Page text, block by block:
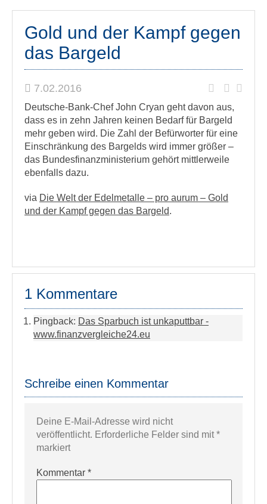
Gold und der Kampf gegen
das Bargeld
7.02.2016
Deutsche-Bank-Chef John Cryan geht davon aus,
dass es in zehn Jahren keinen Bedarf für Bargeld
mehr geben wird. Die Zahl der Befürworter für eine
Einschränkung des Bargelds wird immer größer –
das Bundesfinanzministerium gehört mittlerweile
ebenfalls dazu.
via Die Welt der Edelmetalle – pro aurum – Gold
und der Kampf gegen das Bargeld.
1 Kommentare
Pingback: Das Sparbuch ist unkaputtbar -
www.finanzvergleiche24.eu
Schreibe einen Kommentar
Deine E-Mail-Adresse wird nicht
veröffentlicht. Erforderliche Felder sind mit*
markiert
Kommentar *